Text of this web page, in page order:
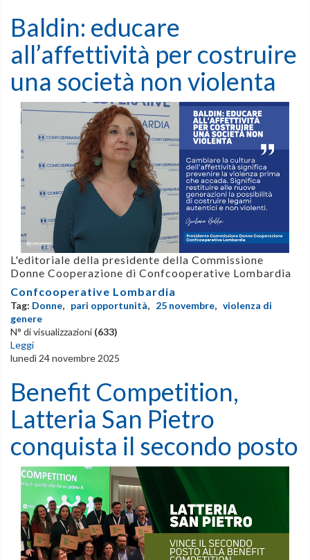
Baldin: educare
all’affettività per costruire
una società non violenta
L'editoriale della presidente della Commissione
Donne Cooperazione di Confcooperative Lombardia
Confcooperative Lombardia
Tag: Donne, pari opportunità, 25 novembre, violenza di
genere
N° di visualizzazioni (633)
Leggi
lunedì 24 novembre 2025
Benefit Competition,
Latteria San Pietro
conquista il secondo posto